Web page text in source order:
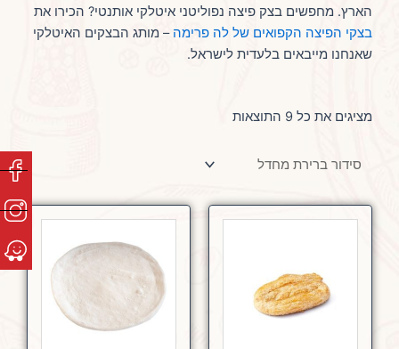
הארץ. מחפשים בצק פיצה נפוליטני איטלקי אותנטי? הכירו את
בצקי הפיצה הקפואים של לה פרימה – מותג הבצקים האיטלקי
שאנחנו מייבאים בלעדית לישראל.
מציגים את כל ⁦9⁩ התוצאות